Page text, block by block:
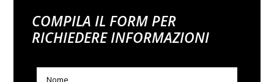
COMPILA IL FORM PER
RICHIEDERE INFORMAZIONI